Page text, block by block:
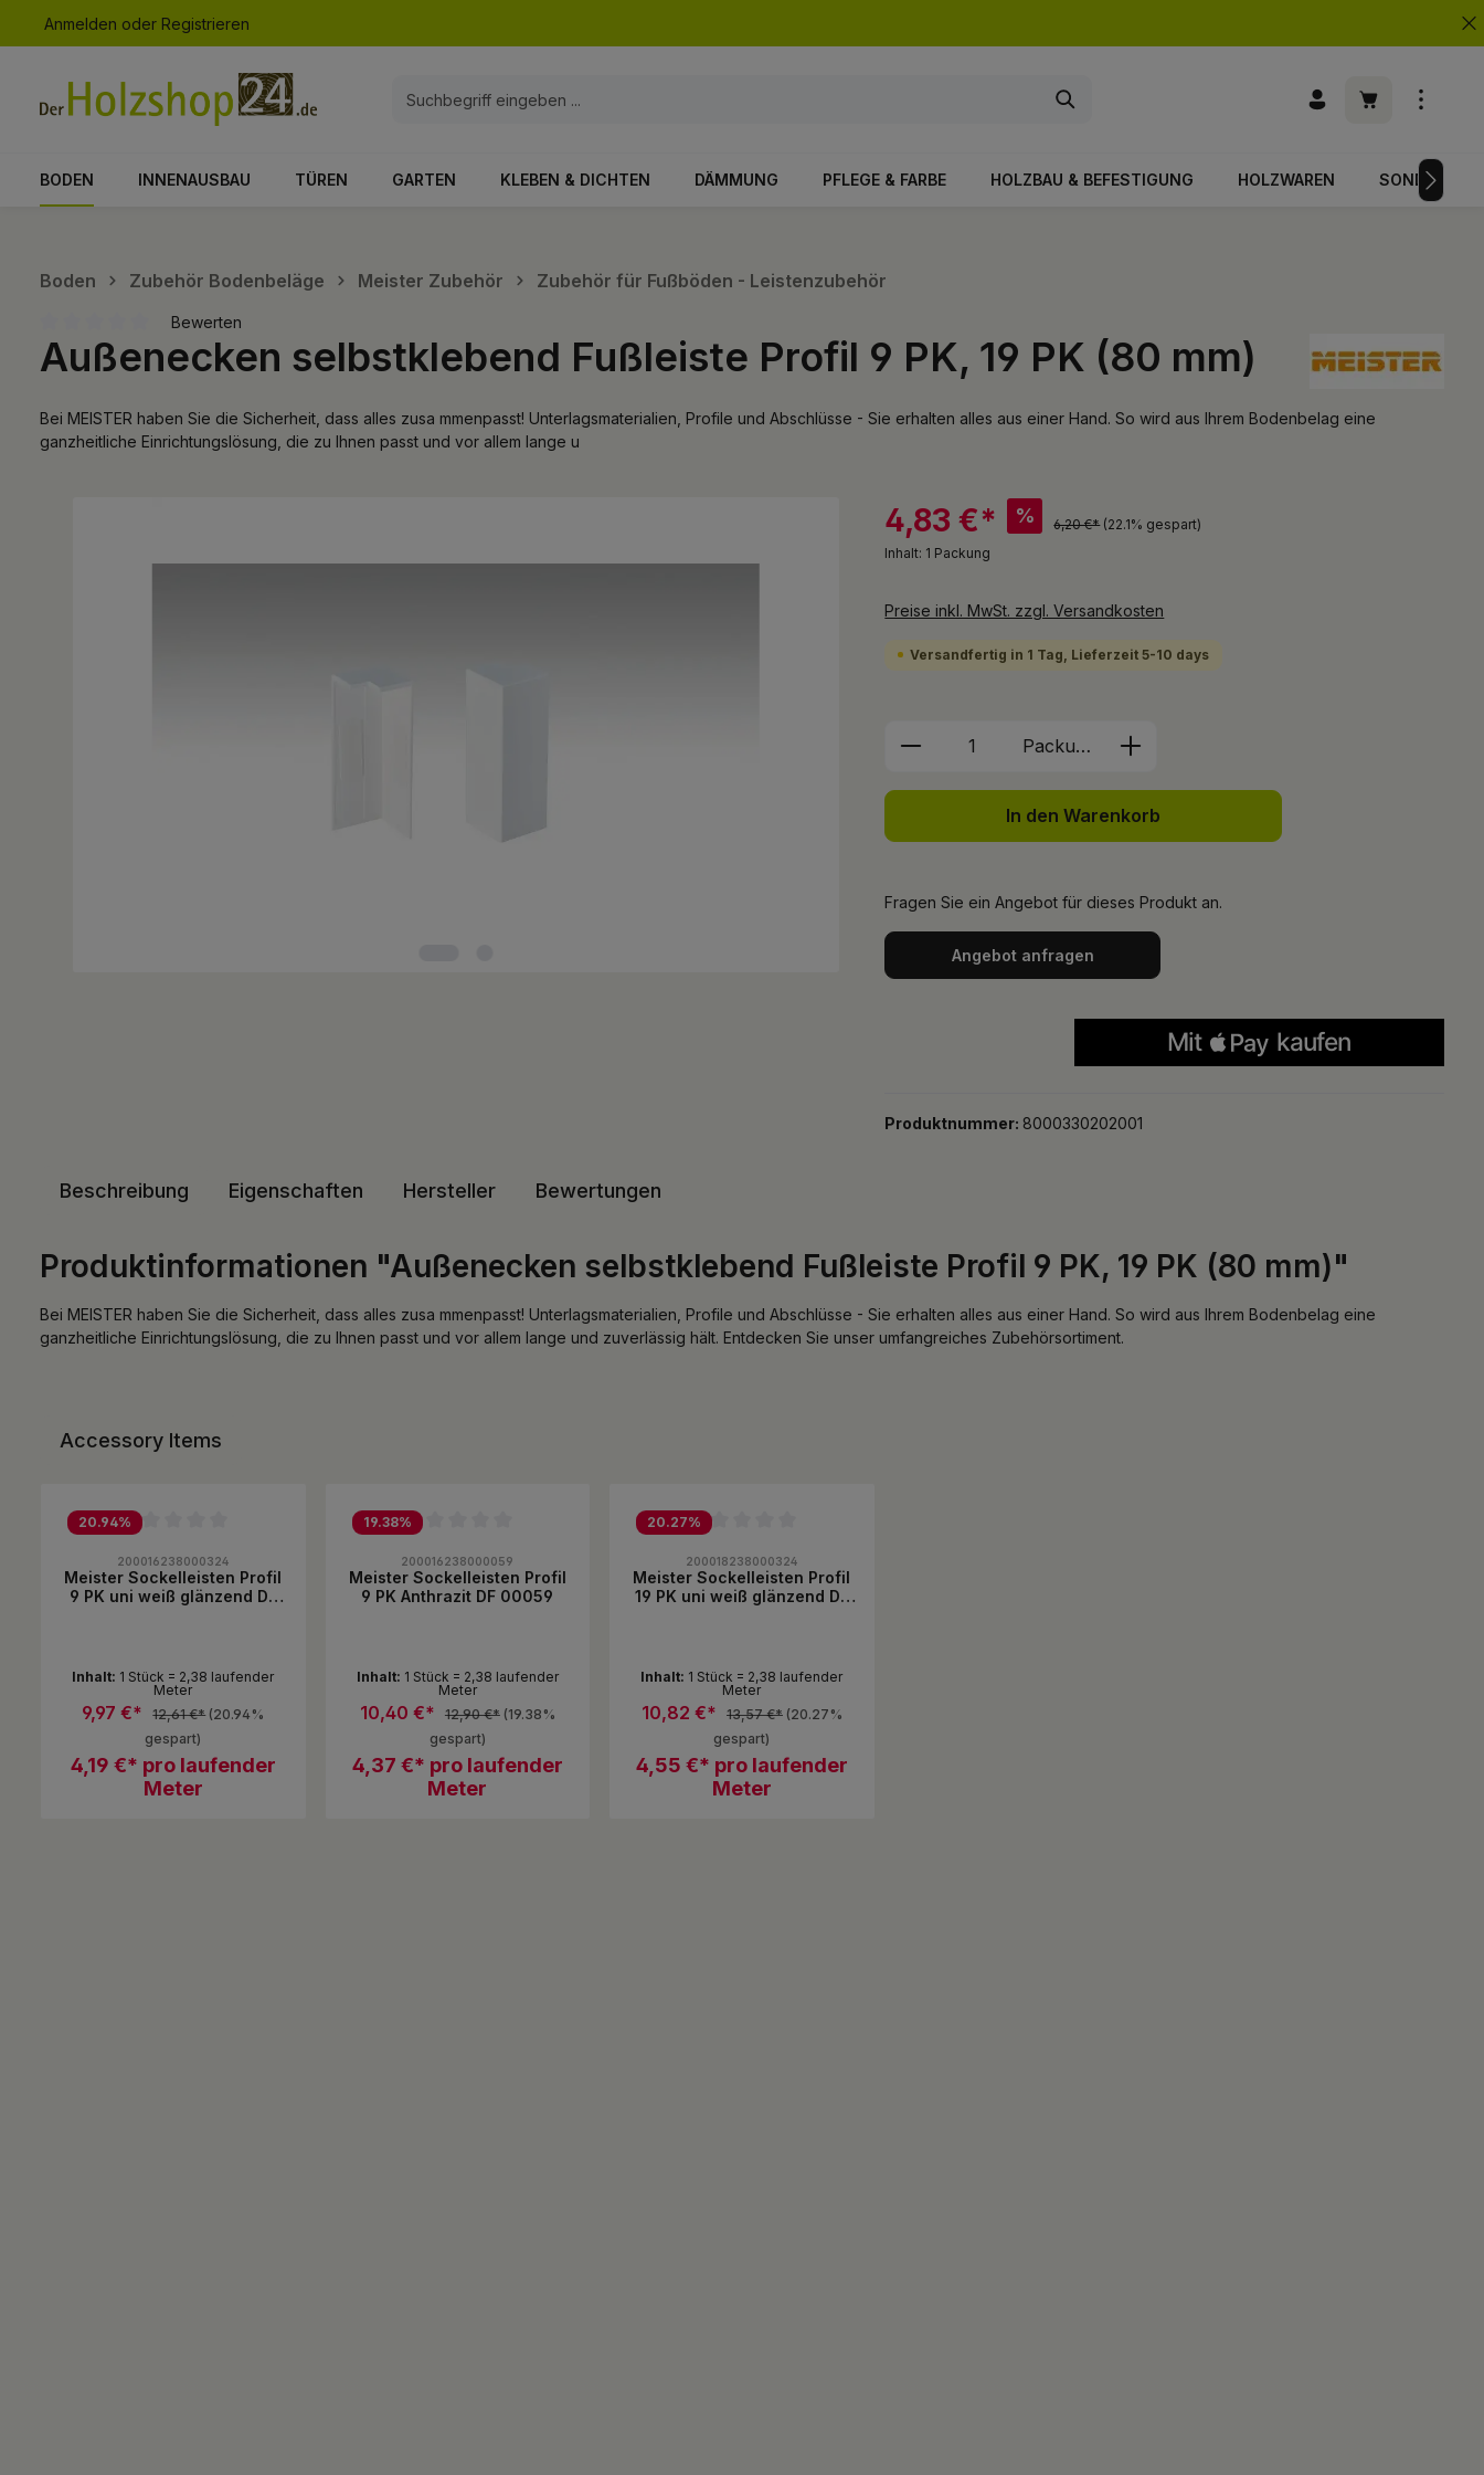
Zur Hauptnavigation springen
Anmelden oder Registrieren
Warenkorb
BODEN INNENAUSBAU TÜREN GARTEN KLEBEN & DICHTEN DÄMMUNG PFLEGE & FARBE HOLZBAU & BEFESTIGUNG HOLZWAREN
Boden Zubehör Bodenbeläge Meister Zubehör Zubehör für Fußböden - Leistenzubehör
Durchschnittliche Bewertung von 0 von 5 Sternen
Bewerten
Außenecken selbstklebend Fußleiste Profil 9 PK, 19 PK (80 mm)
Bei MEISTER haben Sie die Sicherheit, dass alles zusa mmenpasst! Unterlagsmaterialien, Profile und Abschlüsse - Sie erhalten alles aus einer Hand. So wird aus Ihrem Bodenbelag eine
ganzheitliche Einrichtungslösung, die zu Ihnen passt und vor allem lange u
4,83 €* % 6,20 €* (22.1% gespart)
Inhalt: 1 Packung
Preise inkl. MwSt. zzgl. Versandkosten
Versandfertig in 1 Tag, Lieferzeit 5-10 days
Produkt Anzahl: Gib den gewünschten Wert
Packung
In den Warenkorb
Fragen Sie ein Angebot für dieses Produkt an.
Angebot anfragen
Produktnummer: 8000330202001
Beschreibung Eigenschaften Hersteller Bewertungen
Produktinformationen "Außenecken selbstklebend Fußleiste Profil 9 PK, 19 PK (80 mm)"
Bei MEISTER haben Sie die Sicherheit, dass alles zusa mmenpasst! Unterlagsmaterialien, Profile und Abschlüsse - Sie erhalten alles aus einer Hand. So wird aus Ihrem Bodenbelag eine
ganzheitliche Einrichtungslösung, die zu Ihnen passt und vor allem lange und zuverlässig hält. Entdecken Sie unser umfangreiches Zubehörsortiment.
Accessory Items
20.94%
200016238000324
Meister Sockelleisten Profil
9 PK uni weiß glänzend DF
4,19 €* pro laufender
Meter
9,97 €* 12,61 €* (20.94%
gespart)
Inhalt: 1 Stück = 2,38 laufender
Meter
19.38%
200016238000059
Meister Sockelleisten Profil
9 PK Anthrazit DF 00059
4,37 €* pro laufender
Meter
10,40 €* 12,90 €* (19.38%
gespart)
Inhalt: 1 Stück = 2,38 laufender
Meter
20.27%
200018238000324
Meister Sockelleisten Profil
19 PK uni weiß glänzend DF
4,55 €* pro laufender
Meter
10,82 €* 13,57 €* (20.27%
gespart)
Inhalt: 1 Stück = 2,38 laufender
Meter